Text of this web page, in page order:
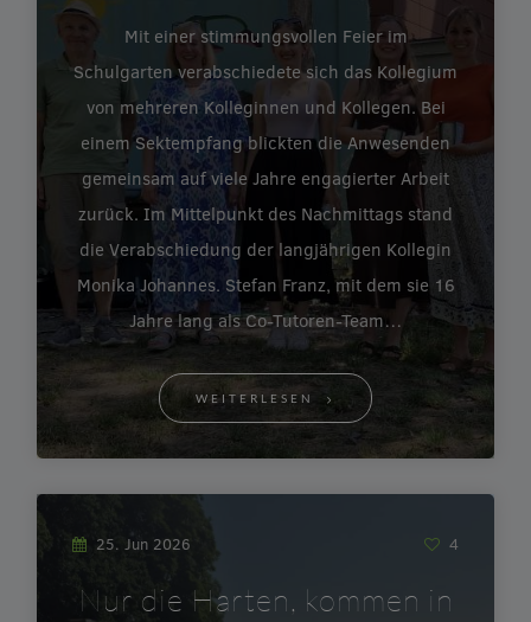
Mit einer stimmungsvollen Feier im
Schulgarten verabschiedete sich das Kollegium
von mehreren Kolleginnen und Kollegen. Bei
einem Sektempfang blickten die Anwesenden
gemeinsam auf viele Jahre engagierter Arbeit
zurück. Im Mittelpunkt des Nachmittags stand
die Verabschiedung der langjährigen Kollegin
Monika Johannes. Stefan Franz, mit dem sie 16
Jahre lang als Co-Tutoren-Team…
WEITERLESEN
25. Jun 2026 4
Nur die Harten, kommen in